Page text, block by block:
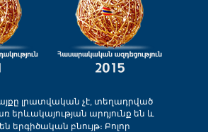
լրատվական չէ, տեղադրված
երևակայության արդյունք են և
երգիծական բնույթ։ Բոլոր